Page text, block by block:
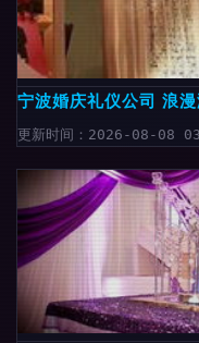
宁波婚庆礼仪公司 浪
更新时间：2026-08-08